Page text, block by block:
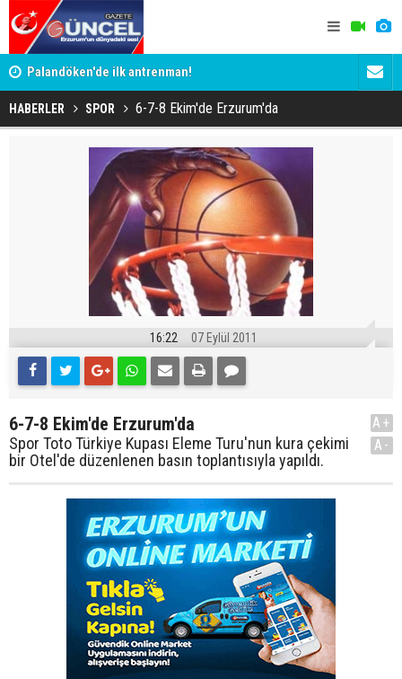
Palandöken'de ilk antrenman! Kaptan
HABERLER SPOR 6-7-8 Ekim'de Erzurum'da
16:22 07 Eylül 2011
6-7-8 Ekim'de Erzurum'da
Spor Toto Türkiye Kupası Eleme Turu'nun kura çekimi
bir Otel'de düzenlenen basın toplantısıyla yapıldı.
A+
A-